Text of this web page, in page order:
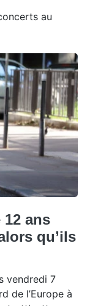
au
ans
qu’ils
vendredi 7
de l’Europe à